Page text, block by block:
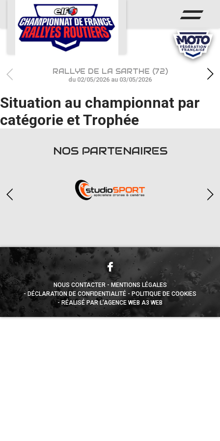
ACCUEIL
ACTUS
CALENDRIER
CHAMPIONNAT
RÉSULTATS
PHOTOS / WEB TV
PARTENAIRES
RALLYE DE LA SARTHE (72)
du 02/05/2026 au 03/05/2026
Situation au championnat par
catégorie et Trophée
NOS PARTENAIRES
NOUS CONTACTER
MENTIONS LÉGALES
DÉCLARATION DE CONFIDENTIALITÉ
POLITIQUE DE COOKIES
RÉALISÉ PAR L’AGENCE WEB A3 WEB